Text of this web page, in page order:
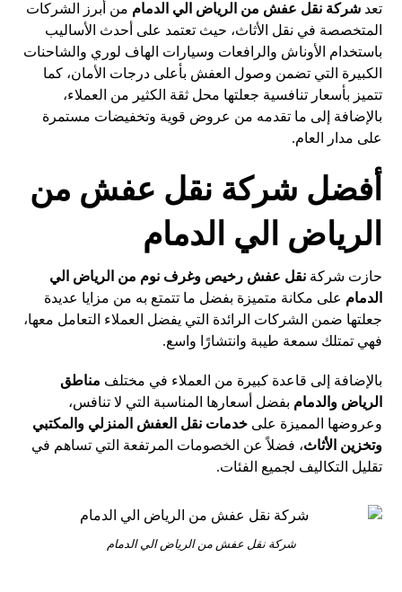
تعدشركة نقل عفش من الرياض الي الدمام من أبرز الشركات
المتخصصة في نقل الأثاث، حيث تعتمد على أحدث الأساليب
باستخدام الأوناش والرافعات وسيارات الهاف لوري والشاحنات
الكبيرة التي تضمن وصول العفش بأعلى درجات الأمان، كما
تتميز بأسعار تنافسية جعلتها محل ثقة الكثير من العملاء،
بالإضافة إلى ما تقدمه من عروض قوية وتخفيضات مستمرة
على مدار العام.
أفضل شركة نقل عفش من
الرياض الي الدمام
حازت شركةنقل عفش رخيص وغرف نوم من الرياض الي
الدمام على مكانة متميزة بفضل ما تتمتع به من مزايا عديدة
جعلتها ضمن الشركات الرائدة التي يفضل العملاء التعامل معها،
فهي تمتلك سمعة طيبة وانتشارًا واسع.
بالإضافة إلى قاعدة كبيرة من العملاء في مختلف مناطق
الرياض والدمام بفضل أسعارها المناسبة التي لا تنافس،
وعروضها المميزة علىخدمات نقل العفش المنزلي والمكتبي
وتخزين الأثاث، فضلاً عن الخصومات المرتفعة التي تساهم في
تقليل التكاليف لجميع الفئات.
شركة نقل عفش من الرياض الي الدمام